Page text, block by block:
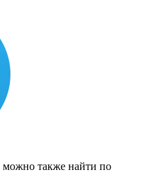
можно также найти по